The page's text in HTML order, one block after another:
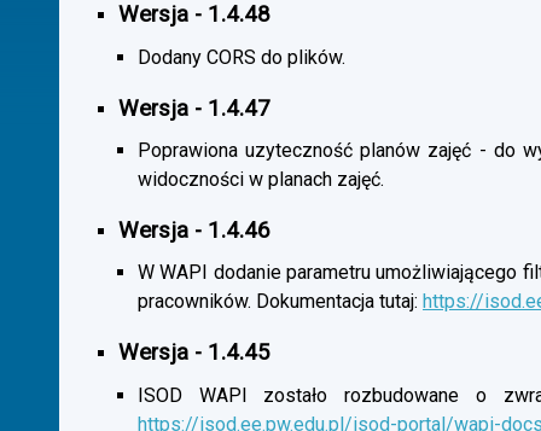
Wersja - 1.4.48
Dodany CORS do plików.
Wersja - 1.4.47
Poprawiona uzyteczność planów zajęć - do
widoczności w planach zajęć.
Wersja - 1.4.46
W WAPI dodanie parametru umożliwiającego
pracowników. Dokumentacja tutaj: https://
Wersja - 1.4.45
ISOD WAPI zostało rozbudowane o
https://isod.ee.pw.edu.pl/isod-portal/wapi-